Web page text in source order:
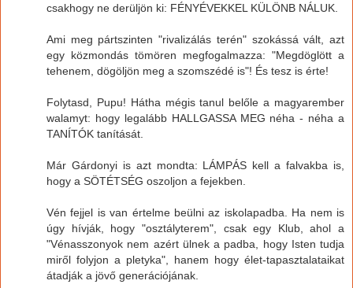
csakhogy ne derüljön ki: FÉNYÉVEKKEL KÜLÖNB NÁLUK.
Ami meg pártszinten "rivalizálás terén" szokássá vált, azt
egy közmondás tömören megfogalmazza: "Megdöglött a
tehenem, dögöljön meg a szomszédé is"! És tesz is érte!
Folytasd, Pupu! Hátha mégis tanul belőle a magyarember
walamyt: hogy legalább HALLGASSA MEG néha - néha a
TANÍTÓK tanítását.
Már Gárdonyi is azt mondta: LÁMPÁS kell a falvakba is,
hogy a SÖTÉTSÉG oszoljon a fejekben.
Vén fejjel is van értelme beülni az iskolapadba. Ha nem is
úgy hívják, hogy "osztályterem", csak egy Klub, ahol a
"Vénasszonyok nem azért ülnek a padba, hogy Isten tudja
miről folyjon a pletyka", hanem hogy élet-tapasztalataikat
átadják a jövő generációjának.